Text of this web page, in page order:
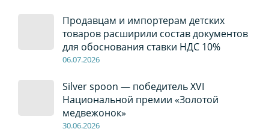
Продавцам и импортерам детских
товаров расширили состав документов
для обоснования ставки НДС 10%
06.07.2026
Silver spoon — победитель XVI
Национальной премии «Золотой
медвежонок»
30.06.2026